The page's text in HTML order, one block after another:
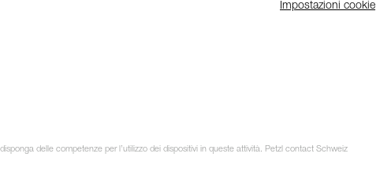
Impostazioni cookie
delle competenze per l’utilizzo dei dispositivi in queste attività. Petzl contact Schweiz